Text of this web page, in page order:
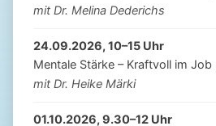
mit Dr. Melina Dederichs
24.09.2026, 10–15 Uhr
Mentale Stärke – Kraftvoll im Job
mit Dr. Heike Märki
01.10.2026, 9.30–12 Uhr